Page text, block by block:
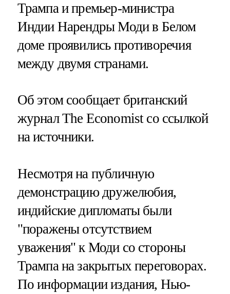
Трампа и премьер-министра
Индии Нарендры Моди в Белом
доме проявились противоречия
между двумя странами.
Об этом сообщает британский
журнал The Economist со ссылкой
на источники.
Несмотря на публичную
демонстрацию дружелюбия,
индийские дипломаты были
"поражены отсутствием
уважения" к Моди со стороны
Трампа на закрытых переговорах.
По информации издания, Нью-